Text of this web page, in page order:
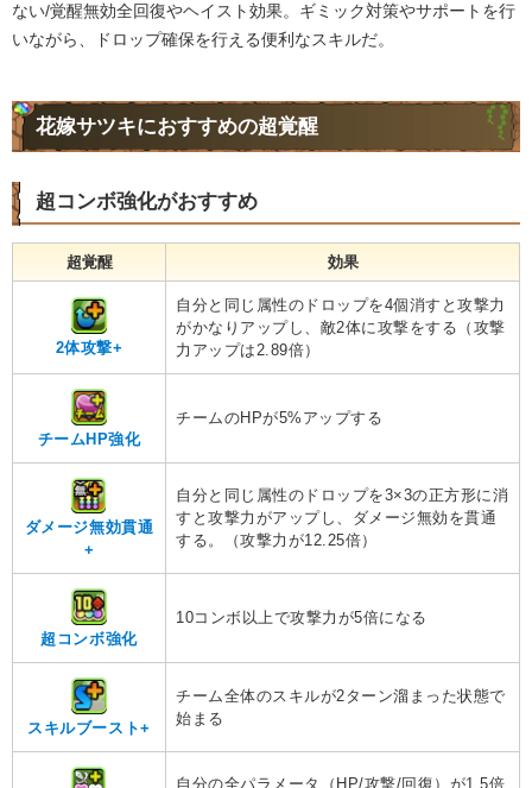
ない/覚醒無効全回復やヘイスト効果。ギミック対策やサポートを行
いながら、ドロップ確保を行える便利なスキルだ。
花嫁サツキにおすすめの超覚醒
超コンボ強化がおすすめ
超覚醒 効果
2体攻撃+
自分と同じ属性のドロップを4個消すと攻撃力
がかなりアップし、敵2体に攻撃をする（攻撃
力アップは2.89倍）
チームHP強化
チームのHPが5%アップする
ダメージ無効貫通
+
自分と同じ属性のドロップを3×3の正方形に消
すと攻撃力がアップし、ダメージ無効を貫通
する。（攻撃力が12.25倍）
超コンボ強化
10コンボ以上で攻撃力が5倍になる
スキルブースト+
チーム全体のスキルが2ターン溜まった状態で
始まる
自分の全パラメータ（HP/攻撃/回復）が1.5倍